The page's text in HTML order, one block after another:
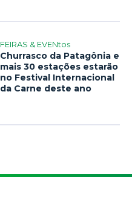
FEIRAS & EVENtos
Churrasco da Patagônia e
mais 30 estações estarão
no Festival Internacional
da Carne deste ano